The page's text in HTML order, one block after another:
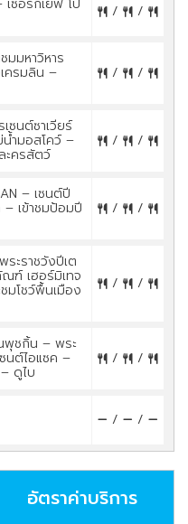
/ /
มมหาวิหาร
ครมลิน – / /
ซนต์ซาเวียร์
น้ำมอสโคว์ –
ะครสัตว์
/ /
– เซนต์ปี
เข้าชมป้อมปี / /
ระราชวังปีเต
เฮอร์มิเทจ
มโชว์พื้นเมือง / /
พุชกิ้น – พระ
นต์ไอแซค –
ดูไบ
/ /
/ /
อัตราค่าบริการ